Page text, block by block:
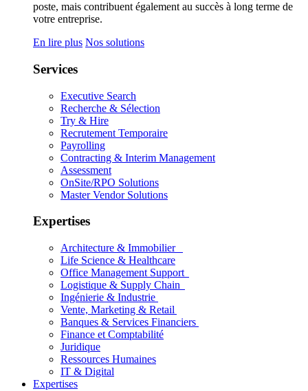
poste, mais contribuent également au succès à long terme de
votre entreprise.
En lire plus Nos solutions
Services
Executive Search
Recherche & Sélection
Try & Hire
Recrutement Temporaire
Payrolling
Contracting & Interim Management
Assessment
OnSite/RPO Solutions
Master Vendor Solutions
Expertises
Architecture & Immobilier
Life Science & Healthcare
Office Management Support
Logistique & Supply Chain
Ingénierie & Industrie
Vente, Marketing & Retail
Banques & Services Financiers
Finance et Comptabilité
Juridique
Ressources Humaines
IT & Digital
Expertises